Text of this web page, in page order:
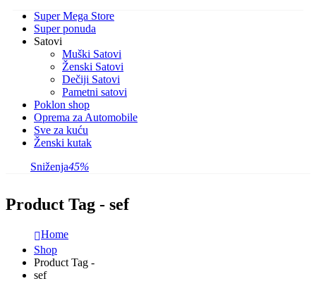
Super Mega Store
Super ponuda
Satovi
Muški Satovi
Ženski Satovi
Dečiji Satovi
Pametni satovi
Poklon shop
Oprema za Automobile
Sve za kuću
Ženski kutak
Sniženja45%
Product Tag - sef
Home
Shop
Product Tag -
sef